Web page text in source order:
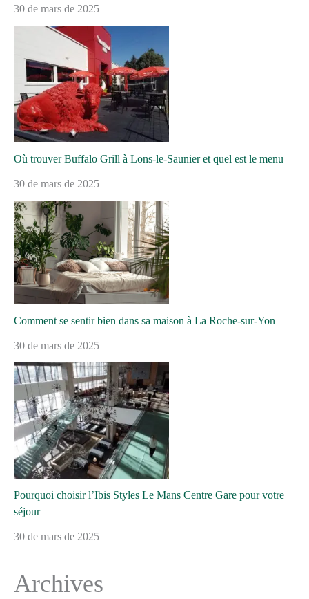
30 de mars de 2025
Où trouver Buffalo Grill à Lons-le-Saunier et quel est le menu
30 de mars de 2025
Comment se sentir bien dans sa maison à La Roche-sur-Yon
30 de mars de 2025
Pourquoi choisir l’Ibis Styles Le Mans Centre Gare pour votre
séjour
30 de mars de 2025
Archives